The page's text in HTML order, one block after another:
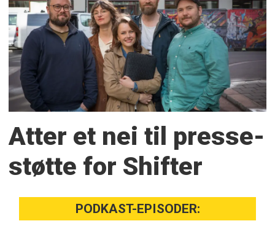
Atter et nei til presse­
støtte for Shifter
PODKAST-EPISODER: